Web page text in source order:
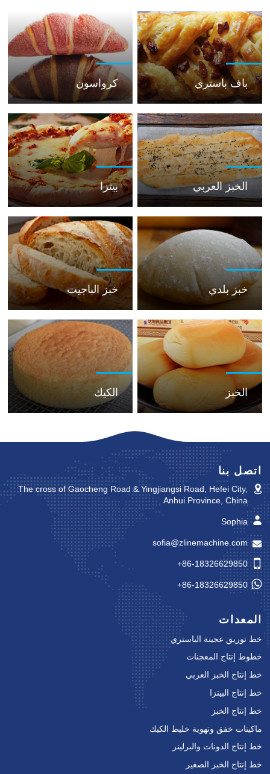
باف باستري كرواسون
الخبز العربي بيتزا
خبز بلدي خبز الباجيت
الخبز الكيك
اتصل بنا
The cross of Gaocheng Road & Yingjiangsi Road, Hefei City,
Anhui Province, China
Sophia
sofia@zlinemachine.com
+86-18326629850
+86-18326629850
المعدات
خط توريق عجينة الباستري
خطوط إنتاج المعجنات
خط إنتاج الخبز العربي
خط إنتاج البيتزا
خط إنتاج الخبز
ماكينات خفق وتهوية خليط الكيك
خط إنتاج الدونات والبرلينر
خط إنتاج الخبز الصغير